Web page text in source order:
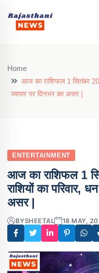
Home
आज का राशिफल 1 सितंबर
व्यापार पर दिनभर का असर |
ENTERTAINMENT
आज का राशिफल 1
राशियों का परिवार,
असर |
BYSHEETAL 18 MAY,